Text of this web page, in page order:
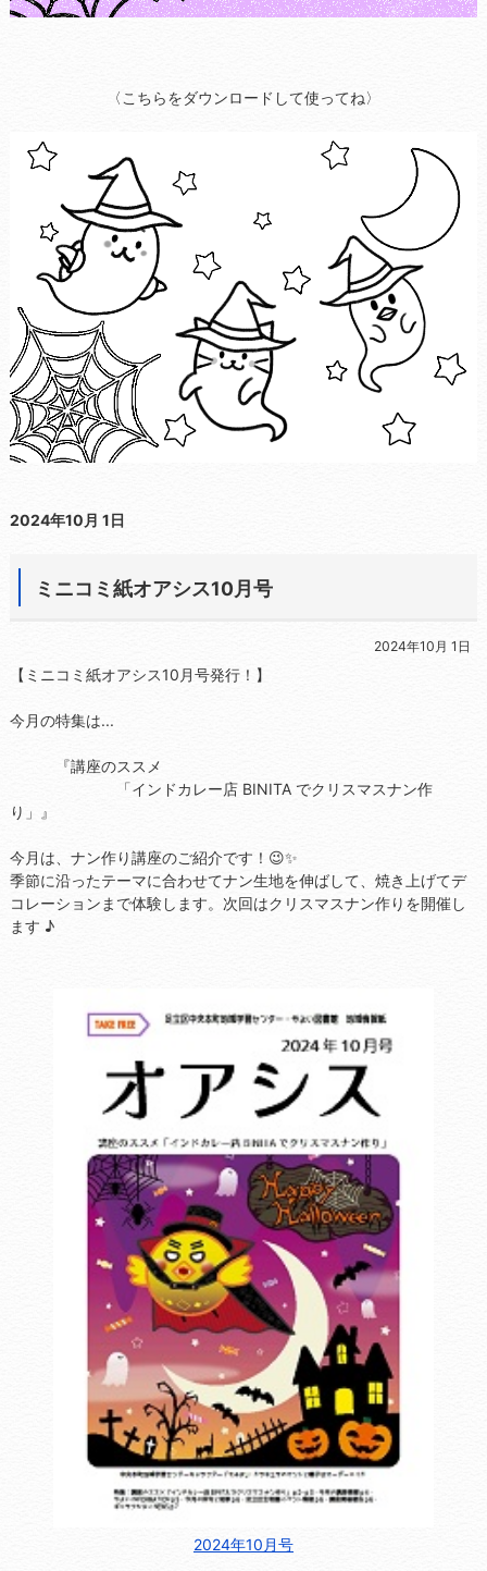
〈こちらをダウンロードして使ってね〉
2024年10月 1日
ミニコミ紙オアシス10月号
2024年10月 1日
【ミニコミ紙オアシス10月号発行！】
今月の特集は...
『講座のススメ
「インドカレー店 BINITA でクリスマスナン作
り」』
今月は、ナン作り講座のご紹介です！😉✨
季節に沿ったテーマに合わせてナン生地を伸ばして、焼き上げてデ
コレーションまで体験します。次回はクリスマスナン作りを開催し
ます ♪
2024年10月号